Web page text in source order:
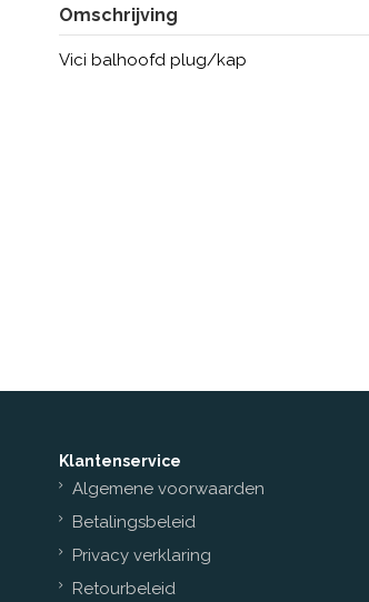
Omschrijving
Vici balhoofd plug/kap
Klantenservice
Algemene voorwaarden
Betalingsbeleid
Privacy verklaring
Retourbeleid